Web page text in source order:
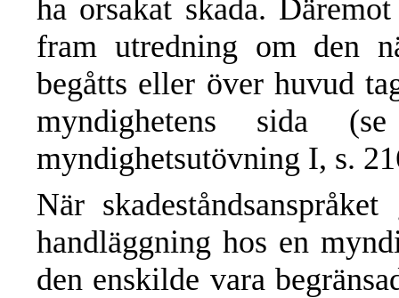
ha orsakat skada.
fram utredning om den
begåtts eller över huvud
myndighetens sida
myndighetsutövning I, s.
När
handläggning hos en
den enskilde vara